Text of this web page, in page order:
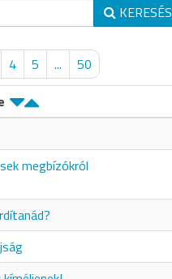
KERESÉS
4 5 ... 50
megbízókról